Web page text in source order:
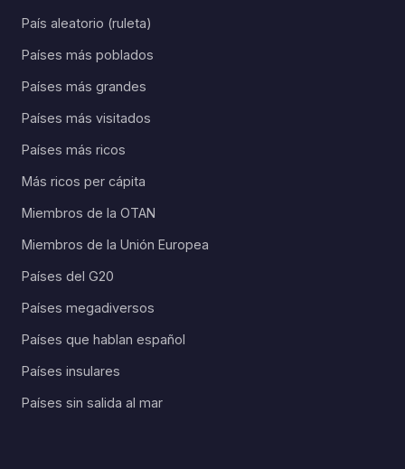
País aleatorio (ruleta)
Países más poblados
Países más grandes
Países más visitados
Países más ricos
Más ricos per cápita
Miembros de la OTAN
Miembros de la Unión Europea
Países del G20
Países megadiversos
Países que hablan español
Países insulares
Países sin salida al mar